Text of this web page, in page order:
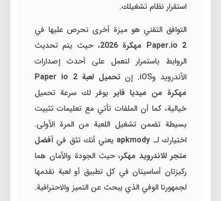
استقرار نظام تشغيلك.
التوافق التقني هو ميزة أخرى نحرص عليها في
Paper.io 2 مهكرة 2026
، حيث يتم تحديث
الروابط باستمرار لتعمل على أحدث إصدارات
الأندرويد وiOS. إن
تحميل لعبة Paper io 2
مهكرة من ميديا فاير يوفر لك سرعة تحميل
خيالية، كما أن الملفات تأتي مع تعليمات تثبيت
بسيطة تضمن تشغيل اللعبة من المرة الأولى.
اختيارك لـ apkmody يعني أنك تثق في أفضل
متجر للاندرويد مهكر، حيث الجودة والأمان هما
ركيزتان أساسيتان في كل تطبيق أو لعبة نقدمها
لجمهورنا الوفي الذي يبحث عن التميز والاحترافية.